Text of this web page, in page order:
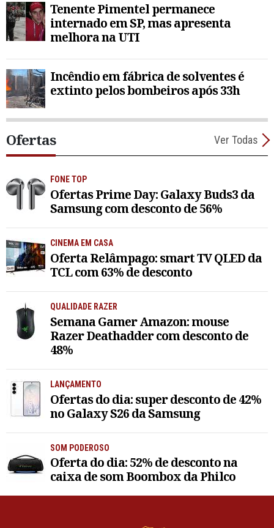
Tenente Pimentel permanece
internado em SP, mas apresenta
melhora na UTI
Incêndio em fábrica de solventes é
extinto pelos bombeiros após 33h
Ofertas Ver Todas
FONE TOP
Ofertas Prime Day: Galaxy Buds3 da
Samsung com desconto de 56%
CINEMA EM CASA
Oferta Relâmpago: smart TV QLED da
TCL com 63% de desconto
QUALIDADE RAZER
Semana Gamer Amazon: mouse
Razer Deathadder com desconto de
48%
LANÇAMENTO
Ofertas do dia: super desconto de 42%
no Galaxy S26 da Samsung
SOM PODEROSO
Oferta do dia: 52% de desconto na
caixa de som Boombox da Philco